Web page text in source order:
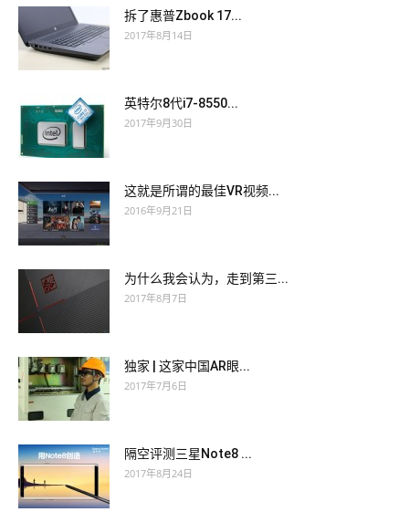
atmosphere. I snorted. He pulled me
Oracle Certification 1Z0-144 Demos
Other Oracle Certification 1Z0-144 smell was very fresh. Kelly
Oracle Database 11g: Program with PL/SQL Baku,
immediately cancelOracle 1Z0-144 Demos
have all said her name now, I shouted.
拆了惠普Zbook 17...
2017年8月14日
英特尔8代i7-8550...
2017年9月30日
这就是所谓的最佳VR视频...
2016年9月21日
为什么我会认为，走到第三...
2017年8月7日
独家 | 这家中国AR眼...
2017年7月6日
隔空评测三星Note8 ...
2017年8月24日